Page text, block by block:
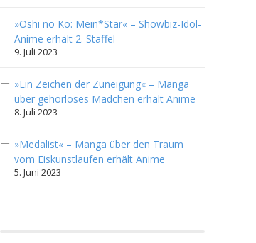
»Oshi no Ko: Mein*Star« – Showbiz-Idol-
Anime erhält 2. Staffel
9. Juli 2023
»Ein Zeichen der Zuneigung« – Manga
über gehörloses Mädchen erhält Anime
8. Juli 2023
»Medalist« – Manga über den Traum
vom Eiskunstlaufen erhält Anime
5. Juni 2023